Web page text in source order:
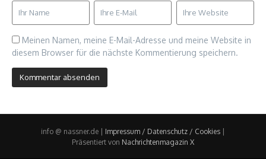
Meinen Namen, meine E-Mail-Adresse und meine Website in
diesem Browser für die nächste Kommentierung speichern.
info @ nassner.de | Impressum / Datenschutz / Cookies |
Präsentiert von Nachrichtenmagazin X